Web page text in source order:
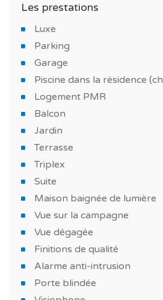
projets immobiliers neufs au
*PHOTOS DE LA MAISON-
Les prestations
Luxe
Parking
Garage
Piscine dans la résidence
Logement PMR
Balcon
Jardin
Terrasse
Triplex
Suite
Maison baignée de lumière
Vue sur la campagne
Vue dégagée
Finitions de qualité
Alarme anti-intrusion
Porte blindée